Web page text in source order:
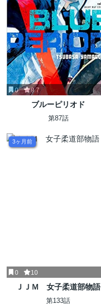
0 9.7
ブルーピリオド
第87話
3ヶ月前
0 10
ＪＪＭ 女子柔道部物語
第133話